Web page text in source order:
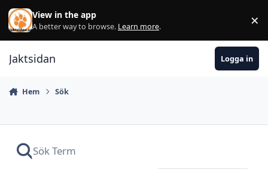
Hoppa till innehåll
View in the app
A better way to browse. Learn more. ×
Jaktsidan Logga in
Hem Sök